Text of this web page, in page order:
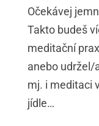
Očekávej
Takto budeš
meditační
anebo udržel/
mj. i meditaci
jídle…